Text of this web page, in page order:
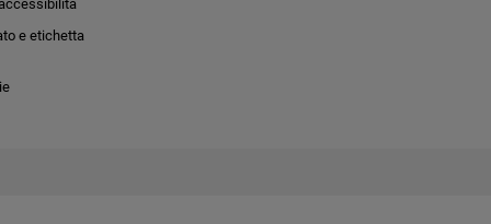
e etichetta